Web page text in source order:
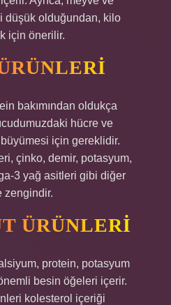
düşük olduğundan, kilo
için önerilir.
bakımından oldukça
hücre ve
büyümesi için gereklidir.
çinko, demir, potasyum,
3 yağ asitleri gibi diğer
zengindir.
ÜRÜNLERI
protein, potasyum
besin öğeleri içerir.
kolesterol içeriği